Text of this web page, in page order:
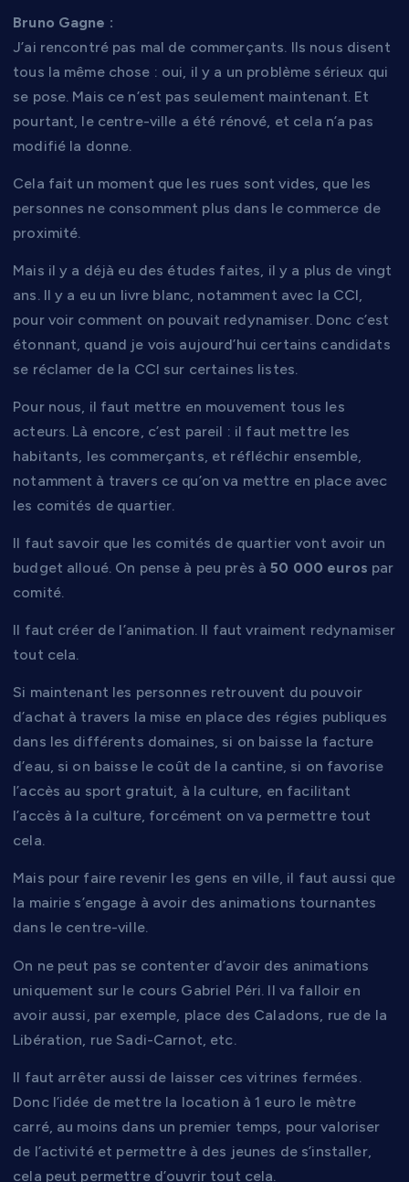
Bruno Gagne :
J’ai rencontré pas mal de commerçants. Ils nous disent
tous la même chose : oui, il y a un problème sérieux qui
se pose. Mais ce n’est pas seulement maintenant. Et
pourtant, le centre-ville a été rénové, et cela n’a pas
modifié la donne.
Cela fait un moment que les rues sont vides, que les
personnes ne consomment plus dans le commerce de
proximité.
Mais il y a déjà eu des études faites, il y a plus de vingt
ans. Il y a eu un livre blanc, notamment avec la CCI,
pour voir comment on pouvait redynamiser. Donc c’est
étonnant, quand je vois aujourd’hui certains candidats
se réclamer de la CCI sur certaines listes.
Pour nous, il faut mettre en mouvement tous les
acteurs. Là encore, c’est pareil : il faut mettre les
habitants, les commerçants, et réfléchir ensemble,
notamment à travers ce qu’on va mettre en place avec
les comités de quartier.
Il faut savoir que les comités de quartier vont avoir un
budget alloué. On pense à peu près à50 000 euros par
comité.
Il faut créer de l’animation. Il faut vraiment redynamiser
tout cela.
Si maintenant les personnes retrouvent du pouvoir
d’achat à travers la mise en place des régies publiques
dans les différents domaines, si on baisse la facture
d’eau, si on baisse le coût de la cantine, si on favorise
l’accès au sport gratuit, à la culture, en facilitant
l’accès à la culture, forcément on va permettre tout
cela.
Mais pour faire revenir les gens en ville, il faut aussi que
la mairie s’engage à avoir des animations tournantes
dans le centre-ville.
On ne peut pas se contenter d’avoir des animations
uniquement sur le cours Gabriel Péri. Il va falloir en
avoir aussi, par exemple, place des Caladons, rue de la
Libération, rue Sadi-Carnot, etc.
Il faut arrêter aussi de laisser ces vitrines fermées.
Donc l’idée de mettre la location à 1 euro le mètre
carré, au moins dans un premier temps, pour valoriser
de l’activité et permettre à des jeunes de s’installer,
cela peut permettre d’ouvrir tout cela.